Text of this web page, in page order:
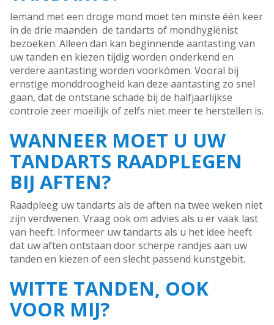
Iemand met een droge mond moet ten minste één keer
in de drie maanden de tandarts of mondhygiënist
bezoeken. Alleen dan kan beginnende aantasting van
uw tanden en kiezen tijdig worden onderkend en
verdere aantasting worden voorkómen. Vooral bij
ernstige monddroogheid kan deze aantasting zo snel
gaan, dat de ontstane schade bij de halfjaarlijkse
controle zeer moeilijk of zelfs niet meer te herstellen is.
WANNEER MOET U UW
TANDARTS RAADPLEGEN
BIJ AFTEN?
Raadpleeg uw tandarts als de aften na twee weken niet
zijn verdwenen. Vraag ook om advies als u er vaak last
van heeft. Informeer uw tandarts als u het idee heeft
dat uw aften ontstaan door scherpe randjes aan uw
tanden en kiezen of een slecht passend kunstgebit.
WITTE TANDEN, OOK
VOOR MIJ?